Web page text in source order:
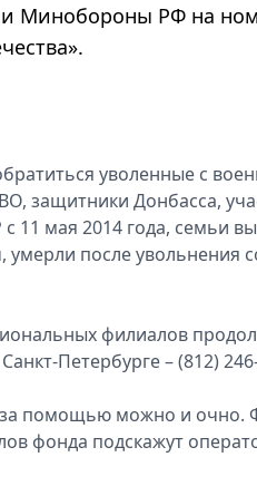
Минобороны РФ на
уволенные с
защитники Донбасса,
мая 2014 года, семьи
после увольнения
филиалов
Петербурге – (812)
помощью можно и очно.
фонда подскажут